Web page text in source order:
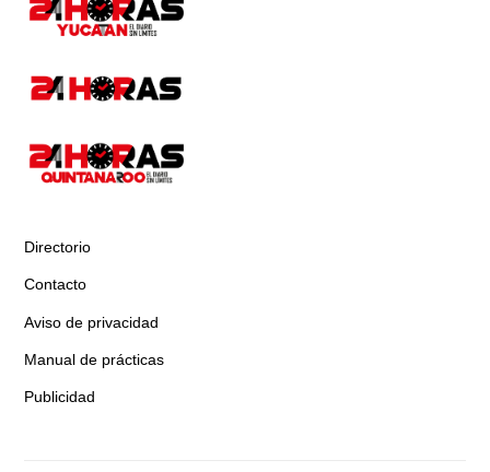
Directorio
Contacto
Aviso de privacidad
Manual de prácticas
Publicidad